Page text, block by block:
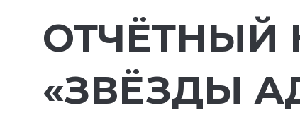
ОТЧЁТНЫЙ
«ЗВЁЗДЫ